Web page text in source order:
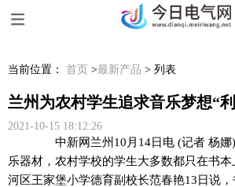
当前位置： 首页 >最新产品 > 列表
兰州为农村学生追求音乐梦想“
2021-10-15 18:12:26
中新网兰州10月14日电 (记者 杨
乐器材，农村学校的学生大多数都只在书
河区王家堡小学德育副校长范春艳13日说